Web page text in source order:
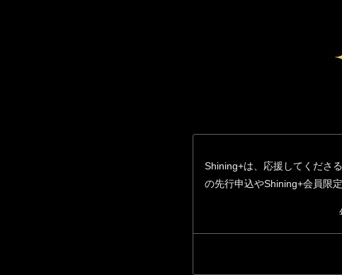
Shining+は、応援してくださ
の先行申込やShining+会員限